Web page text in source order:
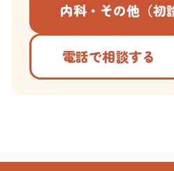
内科・その他（初
電話で相談する